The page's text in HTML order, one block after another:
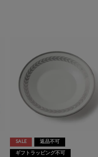
SALE 返品不可
ギフトラッピング不可